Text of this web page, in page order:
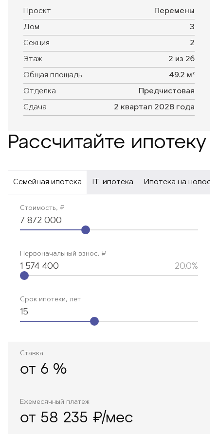
Проект Перемены
Дом 3
Секция 2
Этаж 2 из 26
Общая площадь 49.2 м²
Отделка Предчистовая
Сдача 2 квартал 2028 года
Рассчитайте ипотеку
Семейная ипотека IT-ипотека Ипотека на
Стоимость, ₽
7 872 000
Первоначальный взнос, ₽
1 574 400 20.0%
Срок ипотеки, лет
15
Ежемесячный платеж
от 58 235 ₽/мес
Ставка
от 6 %